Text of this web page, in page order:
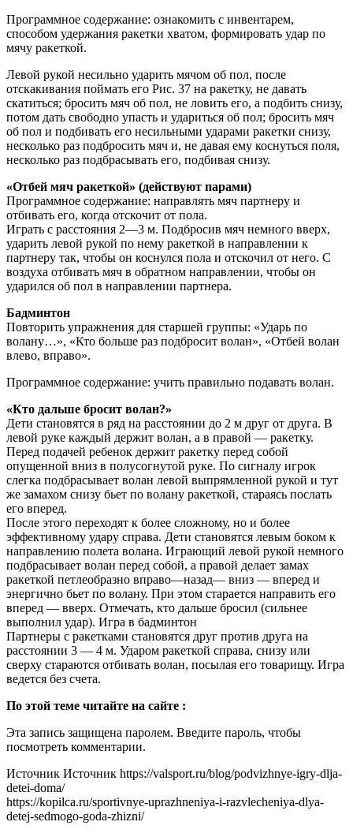
Программное содержание: ознакомить с инвентарем,
способом удер­жания ракетки хватом, формировать удар по
мячу ракеткой.
Левой рукой несильно ударить мячом об пол, после
отскакивания поймать его Рис. 37 на ракетку, не давать
скатиться; бросить мяч об пол, не ловить его, а подбить снизу,
потом дать свободно упасть и удариться об пол; бросить мяч
об пол и подбивать его несильными ударами ракетки снизу,
несколько раз подбросить мяч и, не давая ему коснуться поля,
несколько раз подбрасывать его, подбивая снизу.
«Отбей мяч ракеткой» (действуют парами)
Программное содержание: направлять мяч партнеру и
отбивать его, когда отскочит от пола.
Играть с расстояния 2—3 м. Подбросив мяч немного вверх,
ударить левой рукой по нему ракеткой в направ­лении к
партнеру так, чтобы он коснулся пола и отскочил от него. С
воздуха отбивать мяч в обратном направлении, чтобы он
ударился об пол в направлении партнера.
Бадминтон
Повторить упражнения для старшей группы: «Ударь по
волану…», «Кто больше раз подбросит волан», «Отбей волан
влево, вправо».
Программное содержание: учить правильно подавать волан.
«Кто дальше бросит волан?»
Дети становятся в ряд на расстоянии до 2 м друг от друга. В
левой руке каждый держит волан, а в правой — ракетку.
Перед подачей ребенок держит ракетку перед собой
опущенной вниз в полусогнутой руке. По сигналу игрок
слегка подбрасывает волан левой выпрямленной рукой и тут
же замахом снизу бьет по волану ракеткой, стараясь послать
его вперед.
После этого переходят к более сложному, но и более
эффективному удару справа. Дети становятся левым бо­ком к
направлению полета волана. Играющий левой рукой немного
подбрасывает волан перед собой, а правой делает замах
ракеткой петлеобразно вправо—назад— вниз — вперед и
энергично бьет по волану. При этом старается направить его
вперед — вверх. Отмечать, кто дальше бросил (сильнее
выполнил удар). Игра в бадминтон
Партнеры с ракетками становятся друг против друга на
расстоянии 3 — 4 м. Ударом ракеткой справа, снизу или
сверху стараются отбивать волан, посылая его това­рищу. Игра
ведется без счета.
По этой теме читайте на сайте :
Эта запись защищена паролем. Введите пароль, чтобы
посмотреть комментарии.
Источник Источник https://valsport.ru/blog/podvizhnye-igry-dlja-
detei-doma/
https://kopilca.ru/sportivnye-uprazhneniya-i-razvlecheniya-dlya-
detej-sedmogo-goda-zhizni/